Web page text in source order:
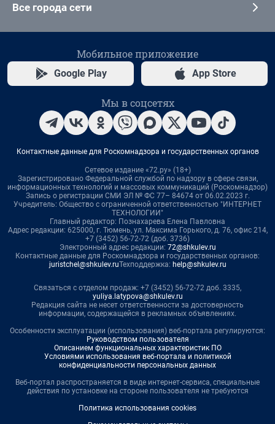
Все города сети
Мобильное приложение
Google Play App Store
Мы в соцсетях
Контактные данные для Роскомнадзора и государственных органов
Сетевое издание «72.ру» (18+)
Зарегистрировано Федеральной службой по надзору в сфере связи,
информационных технологий и массовых коммуникаций (Роскомнадзор)
Запись о регистрации СМИ ЭЛ № ФС 77– 84674 от 06.02.2023 г.
Учредитель: Общество с ограниченной ответственностью "ИНТЕРНЕТ
ТЕХНОЛОГИИ"
Главный редактор: Познахарева Елена Павловна
Адрес редакции: 625000, г. Тюмень, ул. Максима Горького, д. 76, офис 214,
+7 (3452) 56-72-72 (доб. 3736)
Электронный адрес редакции: 72@shkulev.ru
Контактные данные для Роскомнадзора и государственных органов:
juristchel@shkulev.ruТехподдержка: help@shkulev.ru
Связаться с отделом продаж: +7 (3452) 56-72-72 доб. 3335,
yuliya.latypova@shkulev.ru
Редакция сайта не несет ответственности за достоверность
информации, содержащейся в рекламных объявлениях.
Особенности эксплуатации (использования) веб-портала регулируются:
Руководством пользователя
Описанием функциональных характеристик ПО
Условиями использования веб-портала и политикой
конфиденциальности персональных данных
Веб-портал распространяется в виде интернет-сервиса, специальные
действия по установке на стороне пользователя не требуются
Политика использования cookies